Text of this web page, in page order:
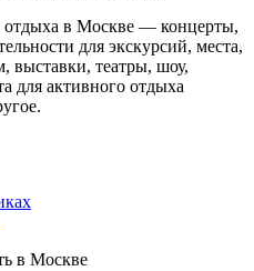
в Москве — концерты,
для экскурсий, места,
выставки, театры, шоу,
для активного отдыха
в Москве